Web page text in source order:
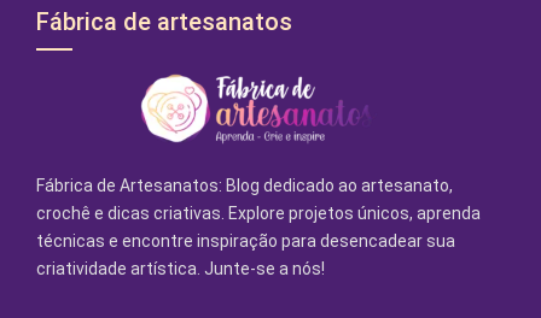
Fábrica de artesanatos
Fábrica de Artesanatos: Blog dedicado ao artesanato,
crochê e dicas criativas. Explore projetos únicos, aprenda
técnicas e encontre inspiração para desencadear sua
criatividade artística. Junte-se a nós!